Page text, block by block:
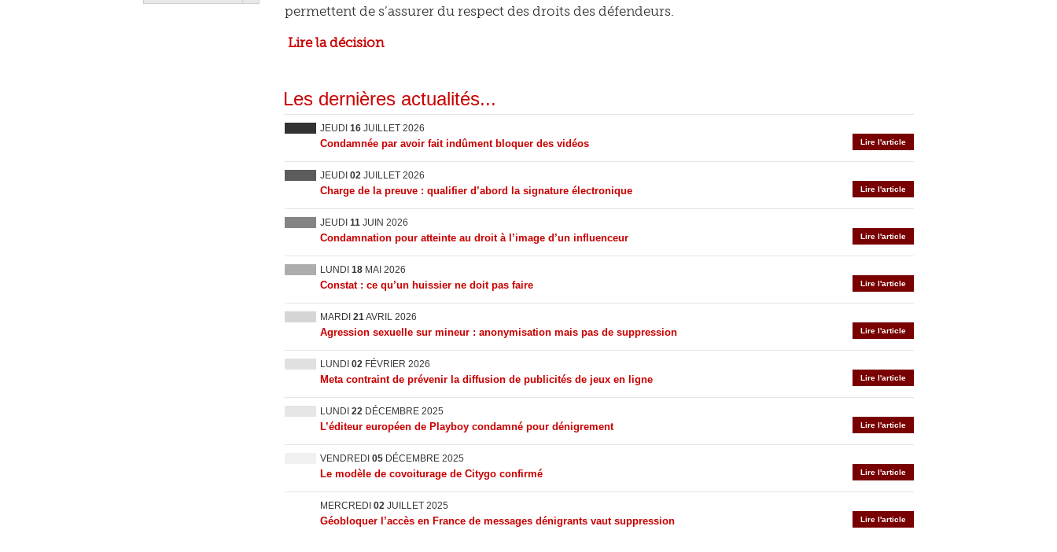
permettent de s’assurer du respect des droits des défendeurs.
Lire la décision
Les dernières actualités...
JEUDI 16 JUILLET 2026
Lire l'article
Condamnée par avoir fait indûment bloquer des vidéos
JEUDI 02 JUILLET 2026
Lire l'article
Charge de la preuve : qualifier d’abord la signature électronique
JEUDI 11 JUIN 2026
Lire l'article
Condamnation pour atteinte au droit à l’image d’un influenceur
LUNDI 18 MAI 2026
Lire l'article
Constat : ce qu’un huissier ne doit pas faire
MARDI 21AVRIL 2026
Lire l'article
Agression sexuelle sur mineur : anonymisation mais pas de suppression
LUNDI 02 FÉVRIER 2026
Lire l'article
Meta contraint de prévenir la diffusion de publicités de jeux en ligne
LUNDI 22 DÉCEMBRE 2025
Lire l'article
L’éditeur européen de Playboy condamné pour dénigrement
VENDREDI 05 DÉCEMBRE 2025
Lire l'article
Le modèle de covoiturage de Citygo confirmé
MERCREDI 02 JUILLET 2025
Lire l'article
Géobloquer l’accès en France de messages dénigrants vaut suppression